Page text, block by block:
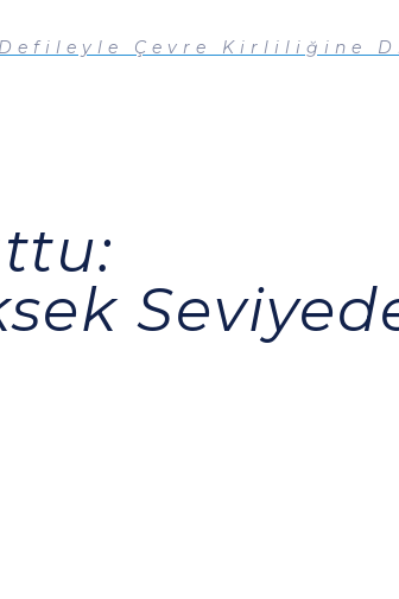
Defileyle Çevre Kirliliğine